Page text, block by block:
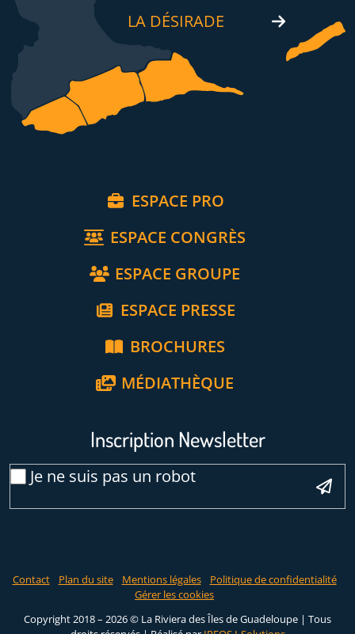
LA DÉSIRADE
ESPACE PRO
ESPACE CONGRÈS
ESPACE GROUPE
ESPACE PRESSE
BROCHURES
MÉDIATHÈQUE
Inscription Newsletter
Je ne suis pas un robotVeuillez laisser ce
Contact Plan du site Mentions légales
Politique de confidentialité
Gérer les cookies
Copyright 2018 – 2026 © La Riviera des Îles de Guadeloupe | Tous